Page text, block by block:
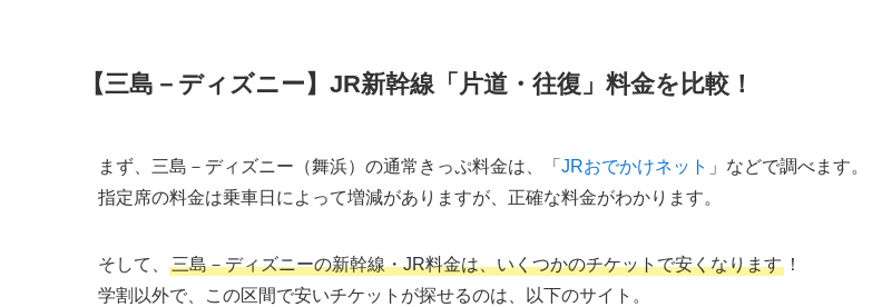
【三島－ディズニー】JR新幹線「片道・往復」料金を比較！
まず、三島－ディズニー（舞浜）の通常きっぷ料金は、「 JRおでかけネット 」などで調べます。
指定席の料金は乗車日によって増減がありますが、正確な料金がわかります。
そして、 三島－ディズニーの新幹線・JR料金は、いくつかのチケットで安くなります ！
学割以外で、この区間で安いチケットが探せるのは、以下のサイト。